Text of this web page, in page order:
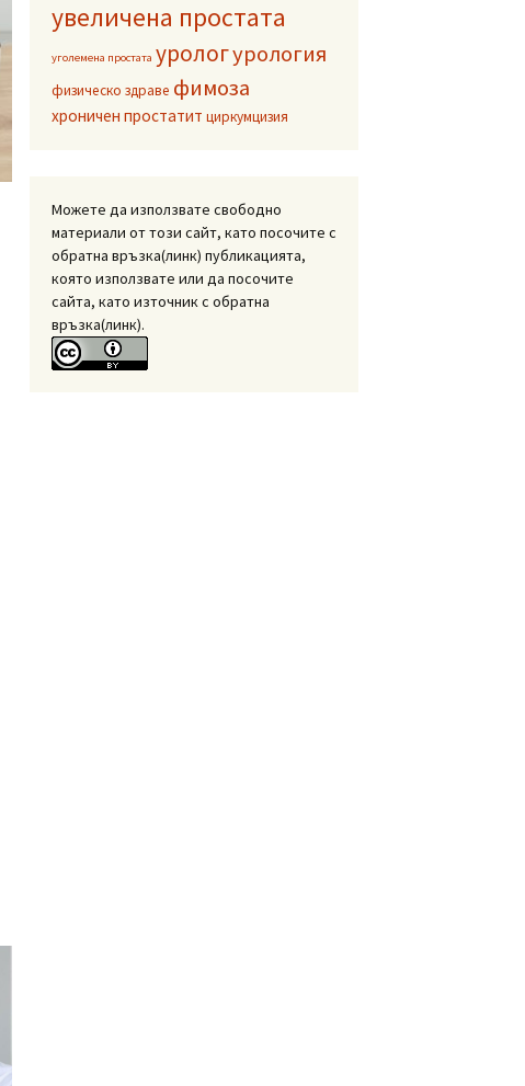
увеличена простата
уголемена простата урологурология
физическо здраве фимоза
хроничен простатит циркумцизия
Можете да използвате свободно
материали от този сайт, като посочите с
обратна връзка(линк) публикацията,
която използвате или да посочите
сайта, като източник с обратна
връзка(линк).